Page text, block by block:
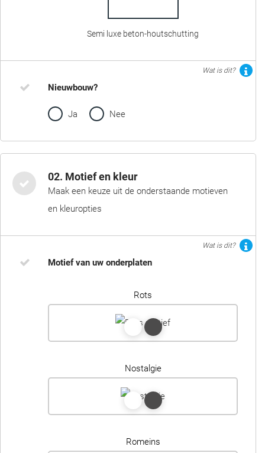
Semi luxe beton-houtschutting
Wat is dit?
Nieuwbouw?
Ja Nee
02. Motief en kleur
Maak een keuze uit de onderstaande motieven
en kleuropties
Wat is dit?
Motief van uw onderplaten
Rots
Nostalgie
Romeins